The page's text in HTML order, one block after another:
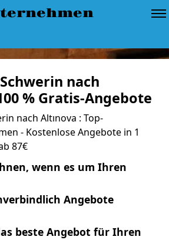
nach
% Gratis-Angebote
nach Altınova : Top-
- Kostenlose Angebote in 1
87€
wenn es um Ihren
Angebote
beste Angebot für Ihren